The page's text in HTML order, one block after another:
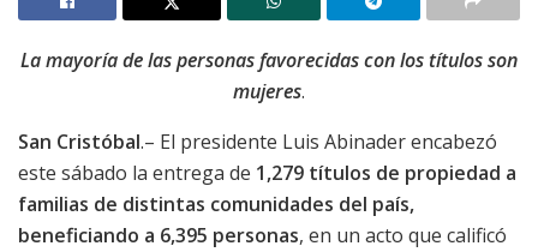
La mayoría de las personas favorecidas con los títulos son
mujeres.
San Cristóbal.– El presidente Luis Abinader encabezó
este sábado la entrega de 1,279 títulos de propiedad a
familias de distintas comunidades del país,
beneficiando a 6,395 personas, en un acto que calificó